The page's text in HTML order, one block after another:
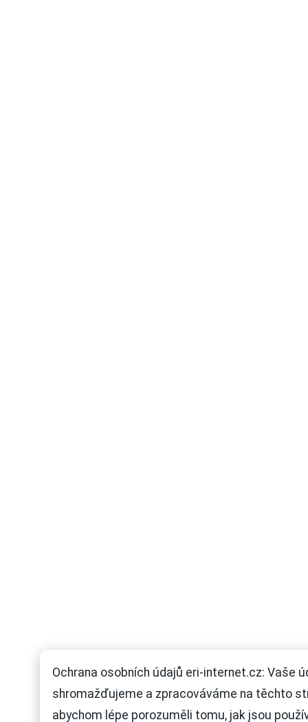
Ochrana osobních údajů eri-internet.cz: Vaše
shromažďujeme a zpracováváme na těchto
abychom lépe porozuměli tomu, jak jsou